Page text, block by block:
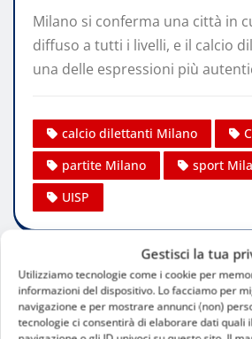
Gestisci la tua
Utilizziamo tecnologie come i cookie per
informazioni del dispositivo. Lo facciamo per
navigazione e per mostrare annunci (non)
tecnologie ci consentirà di elaborare dati quali
Milano si conferma una città in
diffuso a tutti i livelli, e il calcio
una delle espressioni più
calcio dilettanti Milano
partite Milano
sport
UISP
Website: